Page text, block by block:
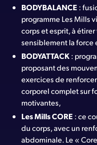
BODYBALANCE:
programme Les Mills
corps et esprit, à
sensiblement la force
BODYATTACK:
proposant des
exercices de
corporel complet sur
motivantes,
Les Mills CORE: ce
du corps, avec un
abdominale. Le «